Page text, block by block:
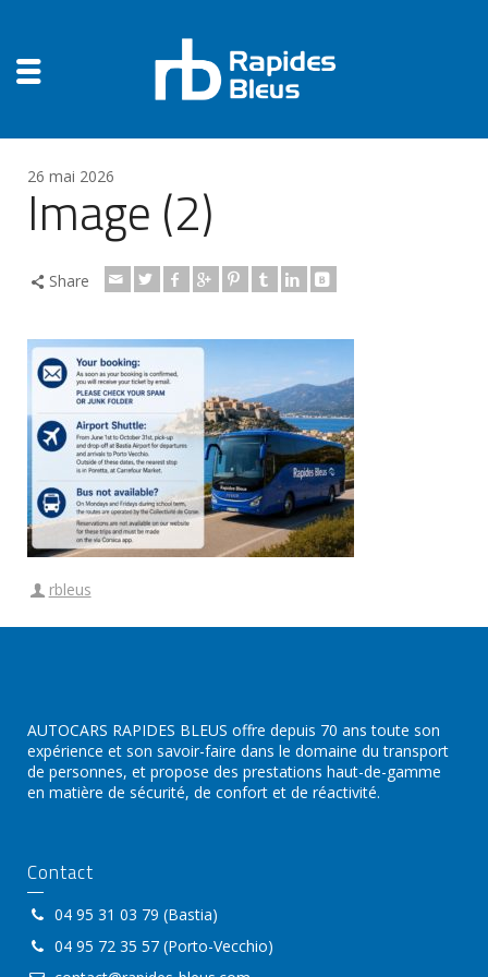
26 mai 2026
Image (2)
Share
rbleus
AUTOCARS RAPIDES BLEUS offre depuis 70 ans toute son
expérience et son savoir-faire dans le domaine du transport
de personnes, et propose des prestations haut-de-gamme
en matière de sécurité, de confort et de réactivité.
Contact
04 95 31 03 79 (Bastia)
04 95 72 35 57 (Porto-Vecchio)